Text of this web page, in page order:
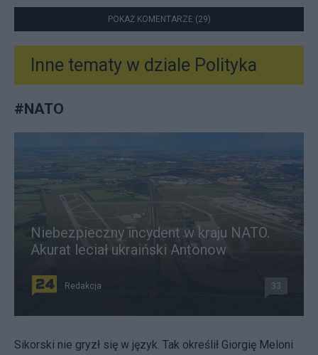
POKAŻ KOMENTARZE (29)
Inne tematy w dziale Polityka
#NATO
Niebezpieczny incydent w kraju NATO.
Akurat leciał ukraiński Antonow
Redakcja 33
Sikorski nie gryzł się w język. Tak określił Giorgię Meloni